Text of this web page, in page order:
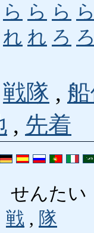
ら ら ら
れ れ ろ
戦隊 ,
, 先着
せんたい
戦 , 隊